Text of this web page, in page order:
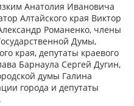
Анатолия Ивановича
Алтайского края Виктор
Романенко, члены
Думы,
края, депутаты краевого
Барнаула Сергей Дугин,
думы Галина
города и депутаты